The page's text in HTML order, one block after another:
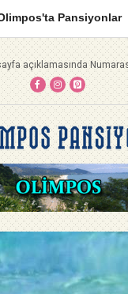
Pansiyonlar
açıklamasında